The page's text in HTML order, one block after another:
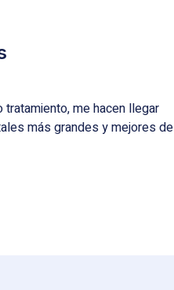
me hacen llegar
más grandes y mejores de